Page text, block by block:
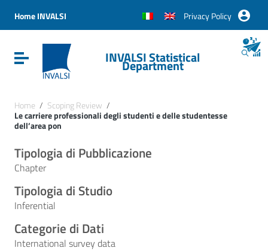
Vai al menu di navigazione
Vai al footer
Home INVALSI Privacy Policy
Attiva / disattiva la navigazioneINVALSI Statistical
Department
Home / Scoping Review /
Le carriere professionali degli studenti e delle studentesse
dell’area pon
Tipologia di Pubblicazione
Chapter
Tipologia di Studio
Inferential
Categorie di Dati
International survey data